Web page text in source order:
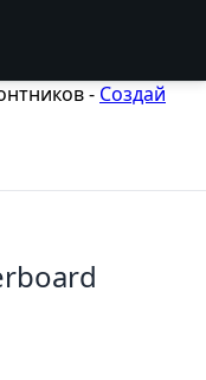
- Создай